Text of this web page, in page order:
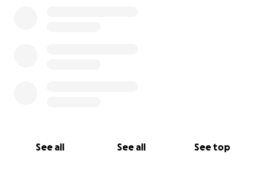
See all See all See top